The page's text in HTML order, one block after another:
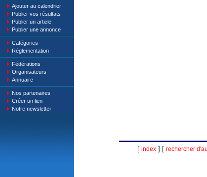
Ajouter au calendrier
Publier vos résultats
Publier un article
Publier une annonce
Catégories
Règlementation
Fédérations
Organisateurs
Annuaire
Nos partenaires
Créer un lien
Notre newsletter
[ index] [ rechercher